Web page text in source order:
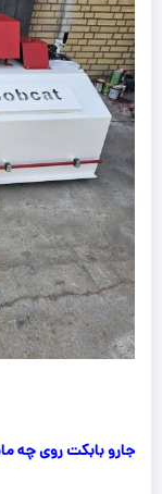
جارو بابکت روی چه